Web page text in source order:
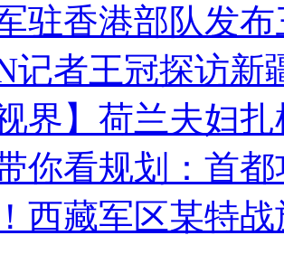
驻香港部队发
记者王冠探访新
视界】荷兰夫妇
你看规划：首
西藏军区某特